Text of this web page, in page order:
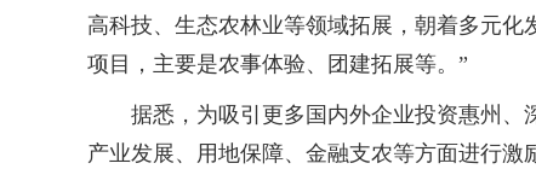
高科技、生态农林业等领域拓展，朝着多元
项目，主要是农事体验、团建拓展等。”
据悉，为吸引更多国内外企业投资惠州、
产业发展、用地保障、金融支农等方面进行